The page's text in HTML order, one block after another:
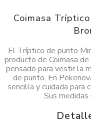
Coimasa
El Tríptico de punto
producto de Coimasa
pensado para vestir la
de punto. En
sencilla y cuidada
Sus